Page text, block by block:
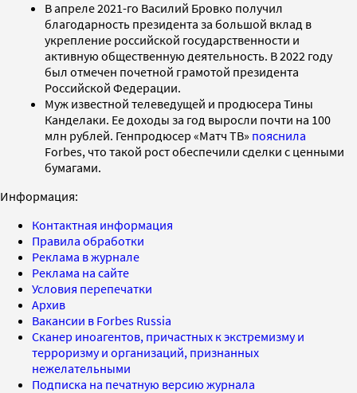
В апреле 2021-го Василий Бровко получил
благодарность президента за большой вклад в
укрепление российской государственности и
активную общественную деятельность. В 2022 году
был отмечен почетной грамотой президента
Российской Федерации.
Муж известной телеведущей и продюсера Тины
Канделаки. Ее доходы за год выросли почти на 100
млн рублей. Генпродюсер «Матч ТВ» пояснила
Forbes, что такой рост обеспечили сделки с ценными
бумагами.
Информация:
Контактная информация
Правила обработки
Реклама в журнале
Реклама на сайте
Условия перепечатки
Архив
Вакансии в Forbes Russia
Сканер иноагентов, причастных к экстремизму и
терроризму и организаций, признанных
нежелательными
Подписка на печатную версию журнала